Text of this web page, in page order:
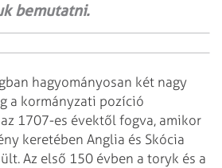
bemutatni.
hagyományosan két nagy
a kormányzati pozíció
1707-es évektől fogva, amikor
keretében Anglia és Skócia
Az első 150 évben a toryk és a